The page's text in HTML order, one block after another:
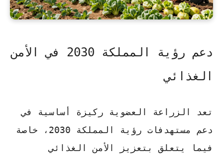
دعم رؤية المملكة 2030 في الأمن
الغذائي
تعد الزراعة العضوية ركيزة أساسية في
دعم مستهدفات رؤية المملكة 2030، خاصة
فيما يتعلق بتعزيز الأمن الغذائي